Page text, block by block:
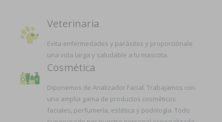
Veterinaria
Evita enfermedades y parásitos y proporciónale
una vida larga y saludable a tu mascota.
Cosmética
Diponemos de Analizador Facial. Trabajamos con
una amplia gama de productos cosméticos
faciales, perfumería, estética y podología. Todo